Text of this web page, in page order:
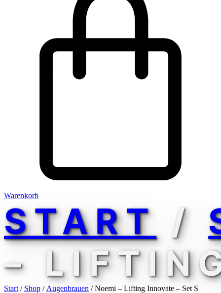
Warenkorb
START /
–
Start / Shop / Augenbrauen / Noemi – Lifting Innovate – Set S